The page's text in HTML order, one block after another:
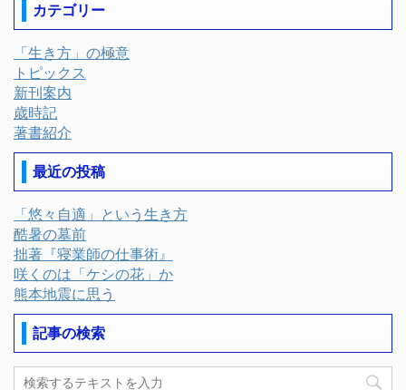
カテゴリー
「生き方」の極意
トピックス
新刊案内
歳時記
著書紹介
最近の投稿
「悠々自適」という生き方
酷暑の墓前
拙著『寝業師の仕事術』
咲くのは「ケシの花」か
熊本地震に思う
記事の検索